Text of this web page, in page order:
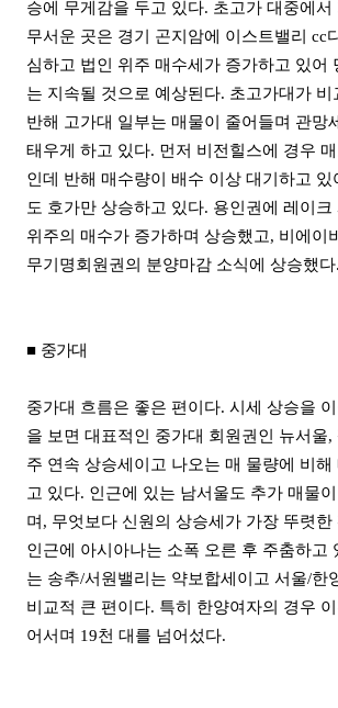
승에 무게감을 두고 있다. 초고가 대중에서
무서운 곳은 경기 곤지암에 이스트밸리 cc
심하고 법인 위주 매수세가 증가하고 있어
는 지속될 것으로 예상된다. 초고가대가 비
반해 고가대 일부는 매물이 줄어들며 관망
태우게 하고 있다. 먼저 비전힐스에 경우
인데 반해 매수량이 배수 이상 대기하고 있
도 호가만 상승하고 있다. 용인권에 레이크
위주의 매수가 증가하며 상승했고, 비에이
무기명회원권의 분양마감 소식에 상승했다.
■ 중가대
중가대 흐름은 좋은 편이다. 시세 상승을
을 보면 대표적인 중가대 회원권인 뉴서울,
주 연속 상승세이고 나오는 매 물량에 비해
고 있다. 인근에 있는 남서울도 추가 매물
며, 무엇보다 신원의 상승세가 가장 뚜렷한
인근에 아시아나는 소폭 오른 후 주춤하고
는 송추/서원밸리는 약보합세이고 서울/한
비교적 큰 편이다. 특히 한양여자의 경우
어서며 19천 대를 넘어섰다.